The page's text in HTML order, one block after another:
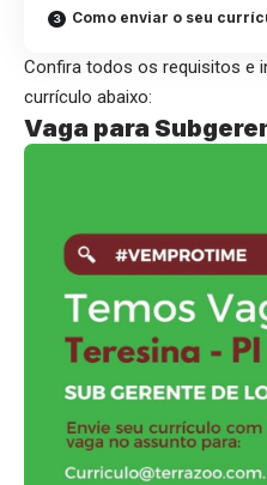
Como enviar o seu
Confira todos os requisitos e
currículo abaixo:
Vaga para